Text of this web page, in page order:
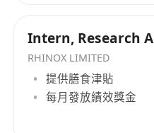
理體系、ISO20000 IT
息安全管理體系、
系、ISO45001 職業健
系均持續有效運行；同
三級備案證明，符合國
解、智能交互等领域拥
验，具备持续的技术迭
力，能够快速将境内成
支撑香港及海外市场的
专注服务于国内持牌金
Intern, Research
RHINOX LIMITED
提供膳食津貼
每月發放績效獎金